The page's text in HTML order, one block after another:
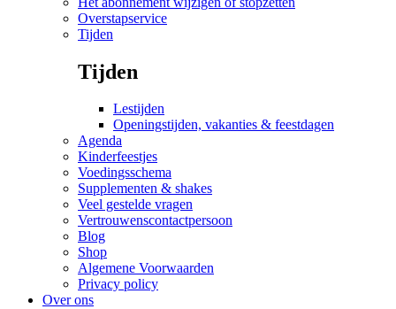
Overstapservice
Tijden
Tijden
Lestijden
Openingstijden, vakanties & feestdagen
Agenda
Kinderfeestjes
Voedingsschema
Supplementen & shakes
Veel gestelde vragen
Vertrouwenscontactpersoon
Blog
Shop
Algemene Voorwaarden
Privacy policy
Over ons